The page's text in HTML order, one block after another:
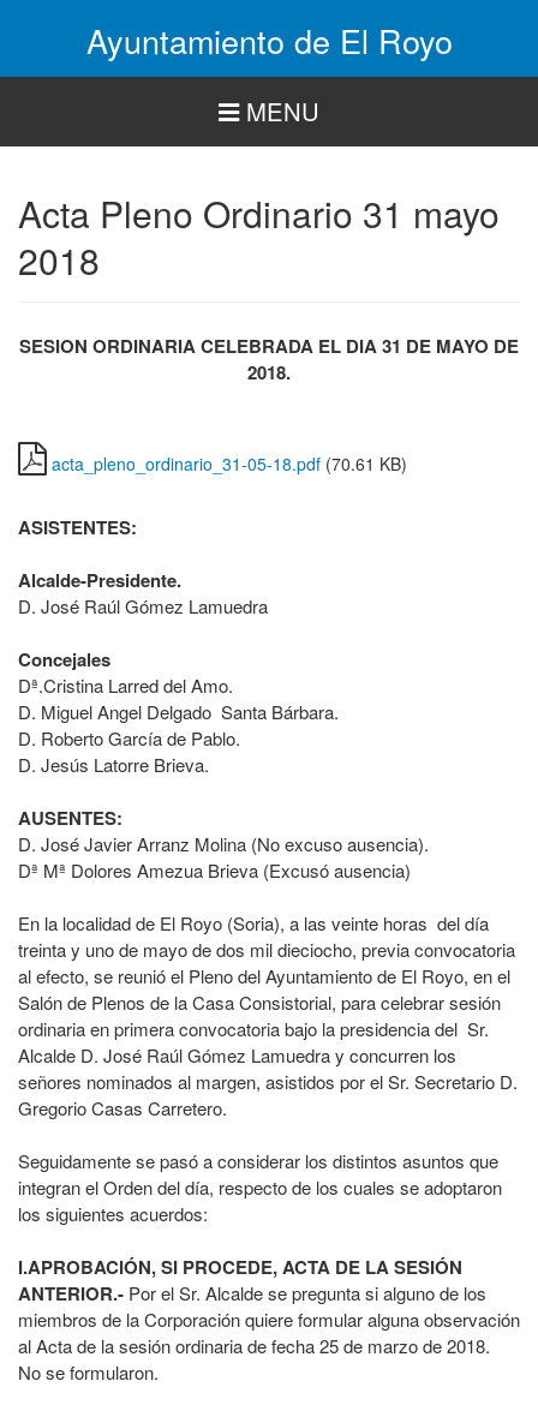
Ayuntamiento de El Royo
MENU
Acta Pleno Ordinario 31 mayo
2018
SESION ORDINARIA CELEBRADA EL DIA 31 DE MAYO DE
2018.
acta_pleno_ordinario_31-05-18.pdf (70.61 KB)
ASISTENTES:
Alcalde-Presidente.
D. José Raúl Gómez Lamuedra
Concejales
Dª.Cristina Larred del Amo.
D. Miguel Angel Delgado Santa Bárbara.
D. Roberto García de Pablo.
D. Jesús Latorre Brieva.
AUSENTES:
D. José Javier Arranz Molina (No excuso ausencia).
Dª Mª Dolores Amezua Brieva (Excusó ausencia)
En la localidad de El Royo (Soria), a las veinte horas del día
treinta y uno de mayo de dos mil dieciocho, previa convocatoria
al efecto, se reunió el Pleno del Ayuntamiento de El Royo, en el
Salón de Plenos de la Casa Consistorial, para celebrar sesión
ordinaria en primera convocatoria bajo la presidencia del Sr.
Alcalde D. José Raúl Gómez Lamuedra y concurren los
señores nominados al margen, asistidos por el Sr. Secretario D.
Gregorio Casas Carretero.
Seguidamente se pasó a considerar los distintos asuntos que
integran el Orden del día, respecto de los cuales se adoptaron
los siguientes acuerdos:
I.APROBACIÓN, SI PROCEDE, ACTA DE LA SESIÓN
ANTERIOR.- Por el Sr. Alcalde se pregunta si alguno de los
miembros de la Corporación quiere formular alguna observación
al Acta de la sesión ordinaria de fecha 25 de marzo de 2018.
No se formularon.